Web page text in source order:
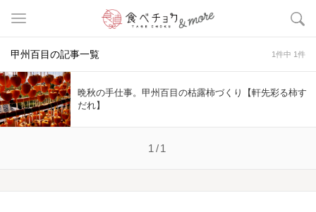
甲州百目の記事一覧 1件中 1件
晩秋の手仕事。甲州百目の枯露柿づくり【軒先彩る柿す
だれ】
1/1